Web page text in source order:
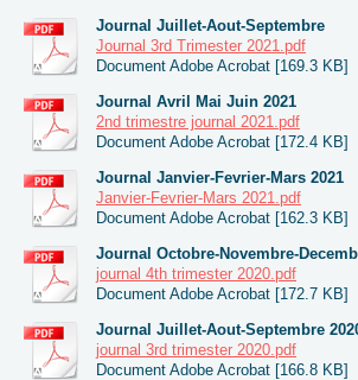
Journal Juillet-Aout-Septembre
Journal 3rd Trimester 2021.pdf
Document Adobe Acrobat [169.3 KB]
Journal Avril Mai Juin 2021
2nd trimestre journal 2021.pdf
Document Adobe Acrobat [172.4 KB]
Journal Janvier-Fevrier-Mars 2021
Janvier-Fevrier-Mars 2021.pdf
Document Adobe Acrobat [162.3 KB]
Journal Octobre-Novembre-
journal 4th trimester 2020.pdf
Document Adobe Acrobat [172.7 KB]
Journal Juillet-Aout-Septembre
journal 3rd trimester 2020.pdf
Document Adobe Acrobat [166.8 KB]